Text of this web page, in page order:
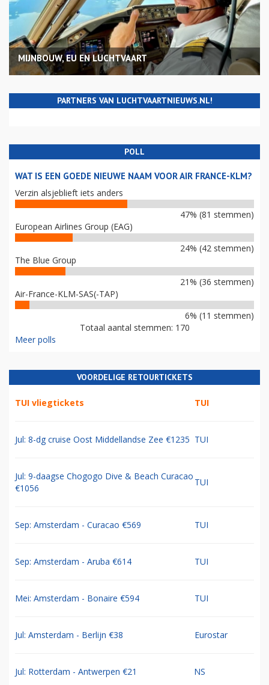
MIJNBOUW, EU EN LUCHTVAART
PARTNERS VAN LUCHTVAARTNIEUWS.NL!
POLL
WAT IS EEN GOEDE NIEUWE NAAM VOOR AIR FRANCE-KLM?
Verzin alsjeblieft iets anders
47% (81 stemmen)
European Airlines Group (EAG)
24% (42 stemmen)
The Blue Group
21% (36 stemmen)
Air-France-KLM-SAS(-TAP)
6% (11 stemmen)
Totaal aantal stemmen: 170
Meer polls
VOORDELIGE RETOURTICKETS
TUI vliegtickets TUI
Jul: 8-dg cruise Oost Middellandse Zee €1235 TUI
Jul: 9-daagse Chogogo Dive & Beach Curacao
€1056
TUI
Sep: Amsterdam - Curacao €569 TUI
Sep: Amsterdam - Aruba €614 TUI
Mei: Amsterdam - Bonaire €594 TUI
Jul: Amsterdam - Berlijn €38 Eurostar
Jul: Rotterdam - Antwerpen €21 NS